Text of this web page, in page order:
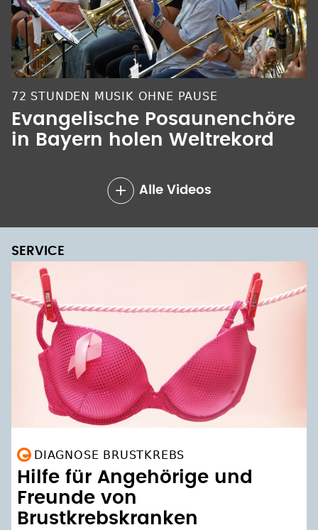
72 STUNDEN MUSIK OHNE PAUSE
Evangelische Posaunenchöre
in Bayern holen Weltrekord
Alle Videos
SERVICE
DIAGNOSE BRUSTKREBS
Hilfe für Angehörige und
Freunde von
Brustkrebskranken